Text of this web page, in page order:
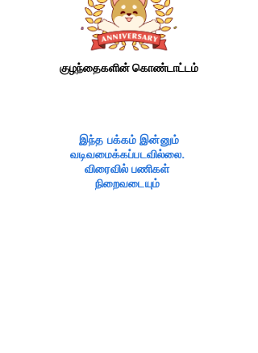
குழந்தைகளின் கொண்டாட்டம்
இந்த பக்கம் இன்னும்
வடிவமைக்கப்படவில்லை.
விரைவில் பணிகள்
நிறைவடையும்